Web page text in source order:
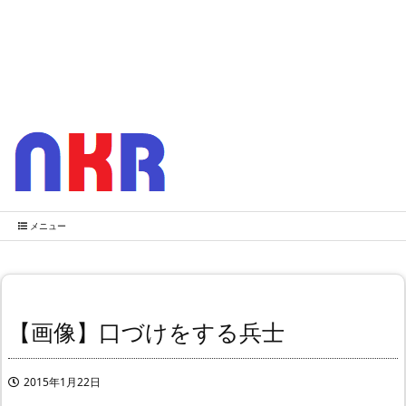
メニュー
【画像】口づけをする兵士
2015年1月22日